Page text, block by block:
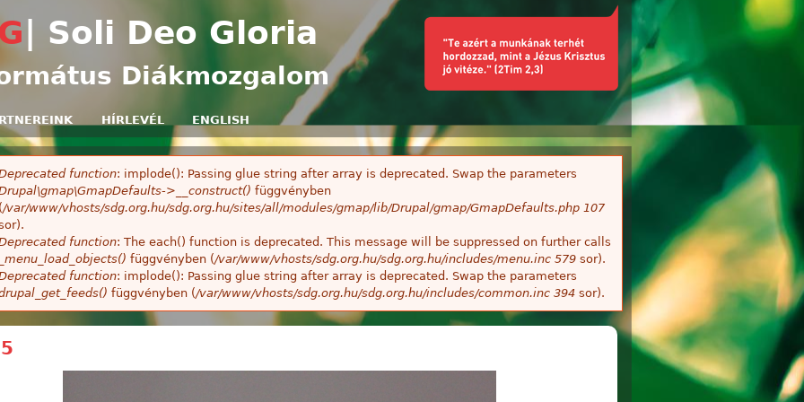
| Soli Deo Gloria
Diákmozgalom
HÍRLEVÉL ENGLISH
function: implode(): Passing glue string after array is deprecated. Swap the parameters
>__construct() függvényben
(/var/www/vhosts/sdg.org.hu/sdg.org.hu/sites/all/modules/gmap/lib/Drupal/gmap/GmapDefaults.php 107
function: The each() function is deprecated. This message will be suppressed on further calls
_menu_load_objects() függvényben (/var/www/vhosts/sdg.org.hu/sdg.org.hu/includes/menu.inc 579 sor).
function: implode(): Passing glue string after array is deprecated. Swap the parameters
függvényben (/var/www/vhosts/sdg.org.hu/sdg.org.hu/includes/common.inc 394 sor).